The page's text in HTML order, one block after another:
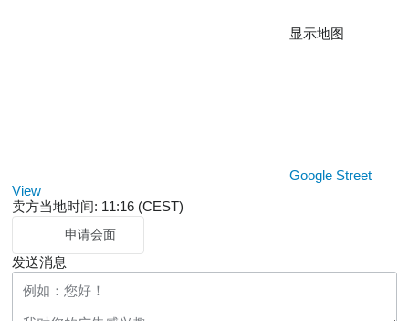
显示地图
Google Street
View
卖方当地时间: 11:16 (CEST)
申请会面
发送消息